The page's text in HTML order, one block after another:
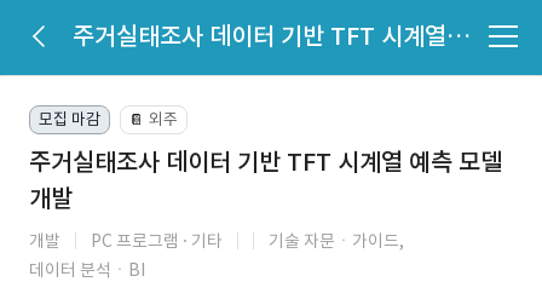
주거실태조사 데이터 기반 TFT 시계열 예측 모델 개발
모집 마감 📔 외주
주거실태조사 데이터 기반 TFT 시계열 예측 모델
개발
개발 PC 프로그램 기타
기술 자문ㆍ가이드,
데이터 분석ㆍBI